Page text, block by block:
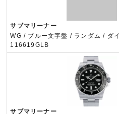
サブマリーナー
WG / ブルー文字盤 / ランダム / ダ
116619GLB
サブマリーナー